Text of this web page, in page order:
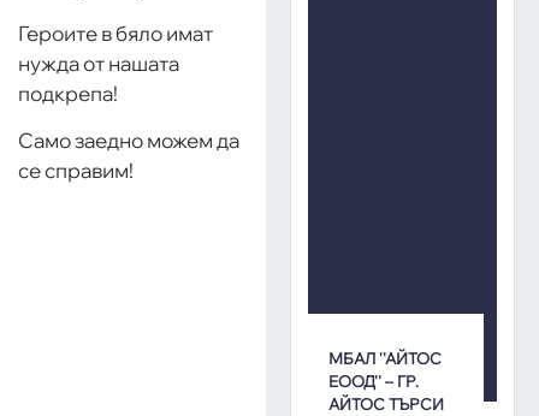
Героите в бяло имат
нужда от нашата
подкрепа!
Само заедно можем да
се справим!
МБАЛ ''АЙТОС
ЕООД'' – ГР.
АЙТОС ТЪРСИ